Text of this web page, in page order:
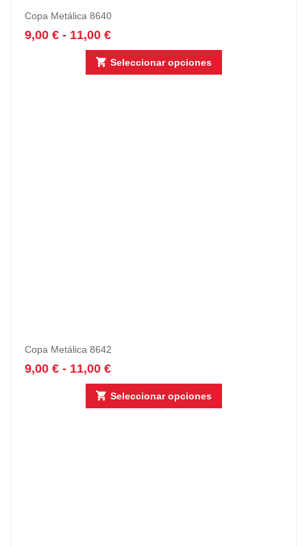
Copa Metálica 8640
9,00 € - 11,00 €
Seleccionar opciones
Copa Metálica 8642
9,00 € - 11,00 €
Seleccionar opciones